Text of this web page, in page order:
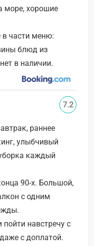
море, хорошие
в части меню:
блюд из
в наличии.
раннее
улыбчивый
каждый
90-х. Большой,
с одним
навстречу с
с доплатой.
7.2